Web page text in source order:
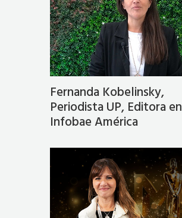
Fernanda Kobelinsky,
Periodista UP, Editora en
Infobae América